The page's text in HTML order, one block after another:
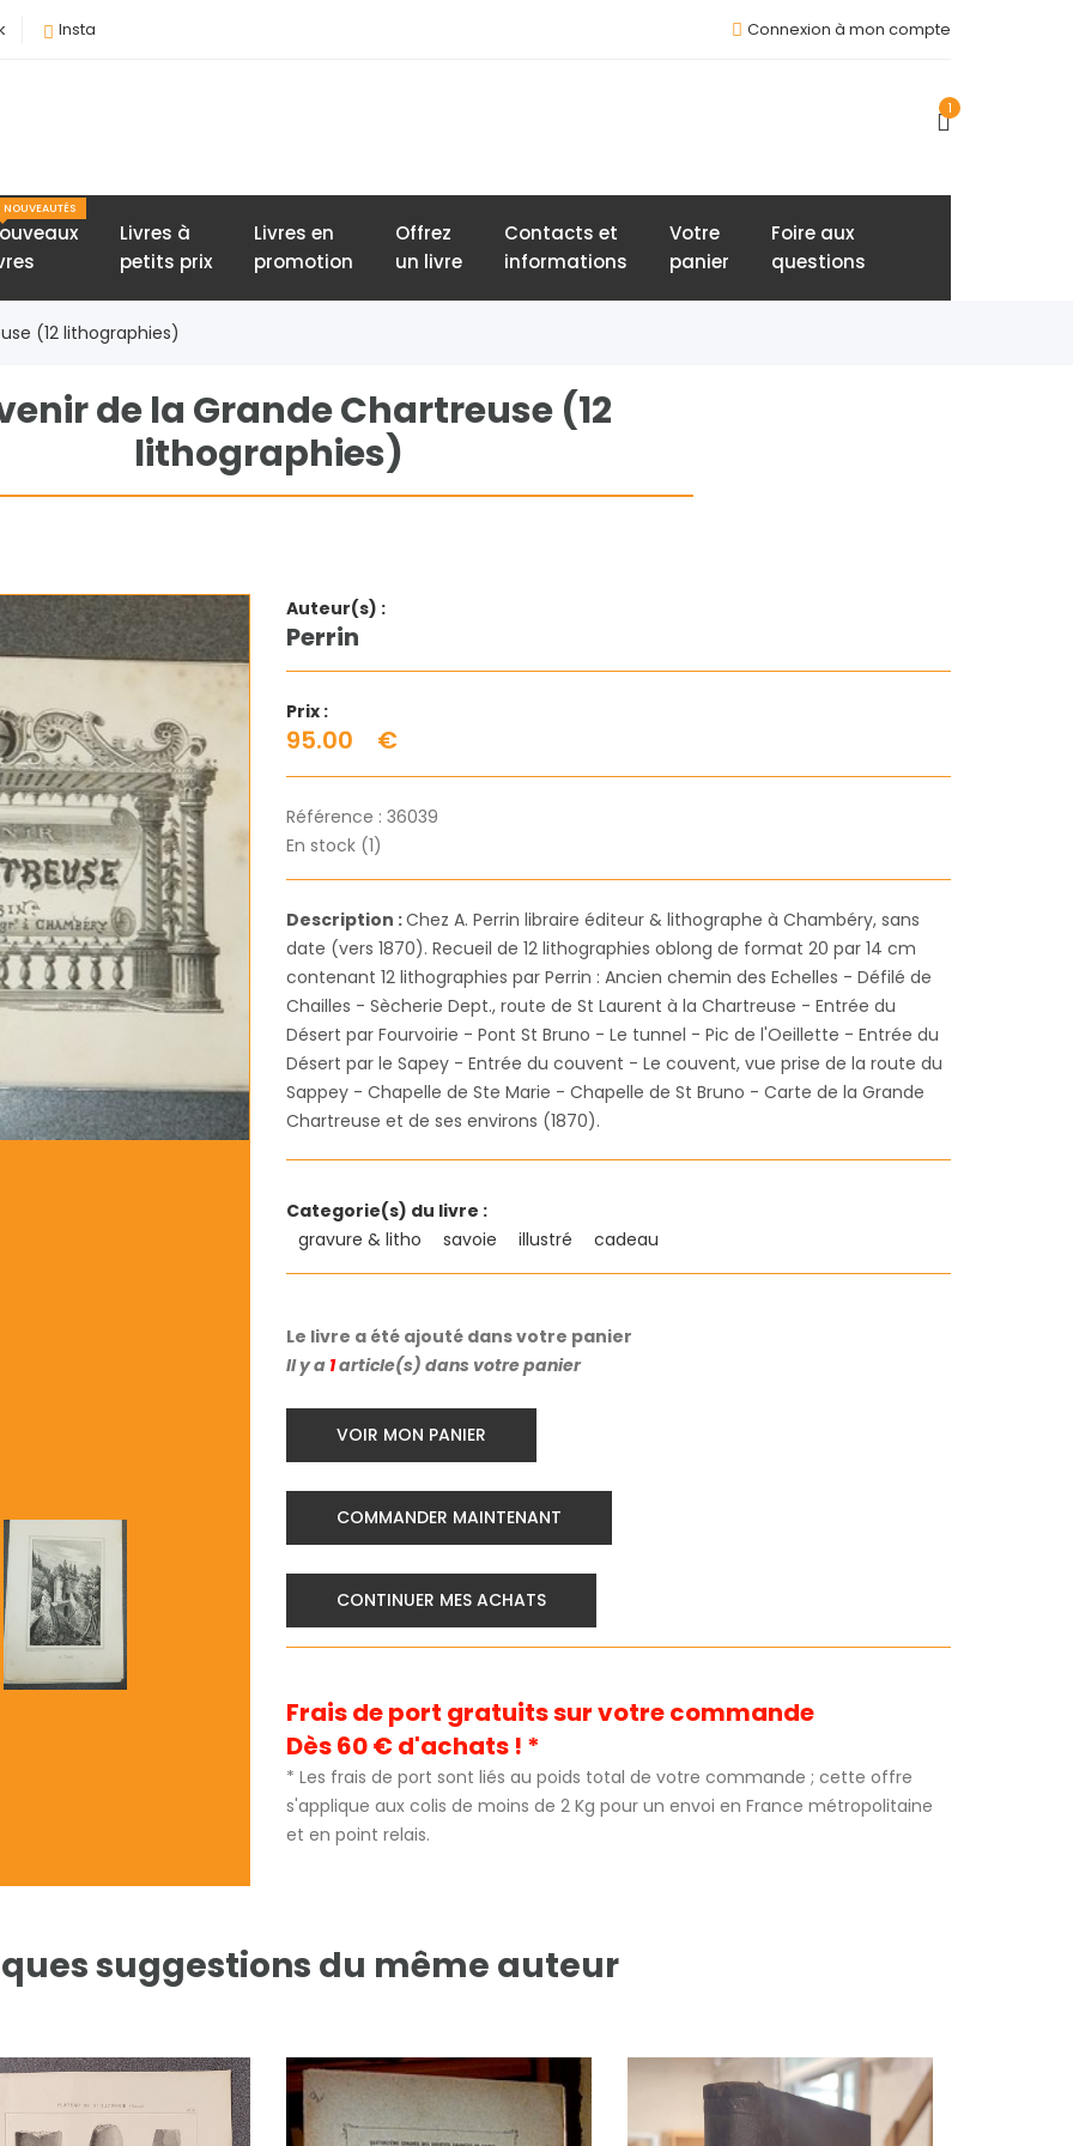
Insta Connexion à mon compte
1
NOUVEAUTÉS
Livres à
petits prix
Livres en
promotion
Offrez
un livre
Contacts et
informations
Votre
panier
Foire aux
questions
(12 lithographies)
de la Grande Chartreuse (12
lithographies)
Auteur(s) :
Perrin
Prix :
95.00 €
Référence : 36039
En stock (1)
Description :Chez A. Perrin libraire éditeur & lithographe à Chambéry, sans
date (vers 1870). Recueil de 12 lithographies oblong de format 20 par 14 cm
contenant 12 lithographies par Perrin : Ancien chemin des Echelles - Défilé de
Chailles - Sècherie Dept., route de St Laurent à la Chartreuse - Entrée du
Désert par Fourvoirie - Pont St Bruno - Le tunnel - Pic de l'Oeillette - Entrée du
Désert par le Sapey - Entrée du couvent - Le couvent, vue prise de la route du
Sappey - Chapelle de Ste Marie - Chapelle de St Bruno - Carte de la Grande
Chartreuse et de ses environs (1870).
Categorie(s) du livre :
gravure & litho
savoie illustré cadeau
Le livre a été ajouté dans votre panier
Il y a 1article(s) dans votre panier
VOIR MON PANIER
COMMANDER MAINTENANT
CONTINUER MES ACHATS
Frais de port gratuits sur votre commande
Dès 60 € d'achats ! *
* Les frais de port sont liés au poids total de votre commande ; cette offre
s'applique aux colis de moins de 2 Kg pour un envoi en France métropolitaine
et en point relais.
suggestions du même auteur